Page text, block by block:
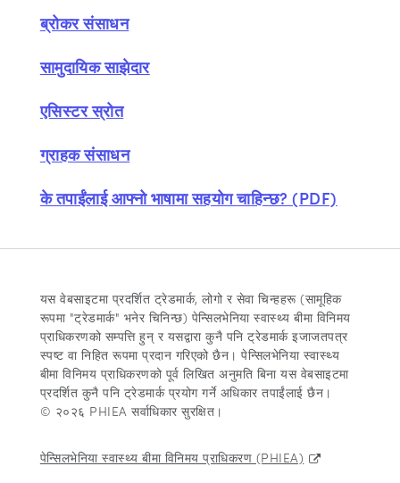
ब्रोकर संसाधन
सामुदायिक साझेदार
एसिस्टर स्रोत
ग्राहक संसाधन
के तपाईंलाई आफ्नो भाषामा सहयोग चाहिन्छ? (PDF)
यस वेबसाइटमा प्रदर्शित ट्रेडमार्क, लोगो र सेवा चिन्हहरू (सामूहिक
रूपमा "ट्रेडमार्क" भनेर चिनिन्छ) पेन्सिलभेनिया स्वास्थ्य बीमा विनिमय
प्राधिकरणको सम्पत्ति हुन् र यसद्वारा कुनै पनि ट्रेडमार्क इजाजतपत्र
स्पष्ट वा निहित रूपमा प्रदान गरिएको छैन। पेन्सिलभेनिया स्वास्थ्य
बीमा विनिमय प्राधिकरणको पूर्व लिखित अनुमति बिना यस वेबसाइटमा
प्रदर्शित कुनै पनि ट्रेडमार्क प्रयोग गर्ने अधिकार तपाईंलाई छैन।
© २०२६ PHIEA सर्वाधिकार सुरक्षित।
पेन्सिलभेनिया स्वास्थ्य बीमा विनिमय प्राधिकरण (PHIEA)